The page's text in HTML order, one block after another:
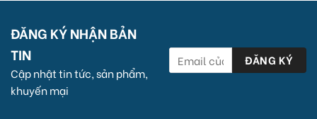
ĐĂNG KÝ NHẬN BẢN
TIN
Cập nhật tin tức, sản phẩm,
khuyến mại